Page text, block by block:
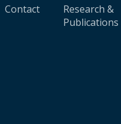
Contact
Research &
Publications